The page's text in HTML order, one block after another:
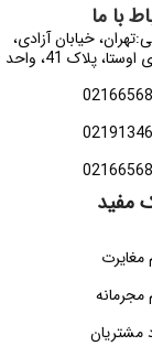
با ما
خیابان آزادی،
پلاک 41، واحد 10
مفید
مغایرت
مجرمانه
مشتریان